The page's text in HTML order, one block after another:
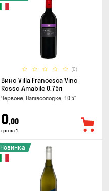
(0)
Вино Villa Francesca Vino
Rosso Amabile 0.75л
Червоне, Напівсолодке, 10.5°
0,00
грн за 1
Новинка